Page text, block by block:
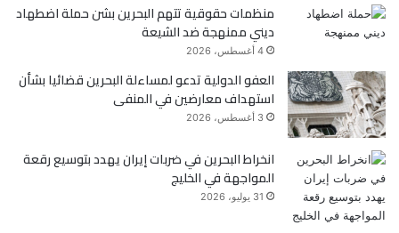
منظمات حقوقية تتهم البحرين بشن حملة اضطهاد
ديني ممنهجة ضد الشيعة
4 أغسطس، 2026
العفو الدولية تدعو لمساءلة البحرين قضائيا بشأن
استهداف معارضين في المنفى
3 أغسطس، 2026
انخراط البحرين في ضربات إيران يهدد بتوسيع رقعة
المواجهة في الخليج
31 يوليو، 2026